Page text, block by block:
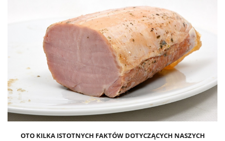
OTO KILKA ISTOTNYCH FAKTÓW DOTYCZĄCYCH NASZYCH